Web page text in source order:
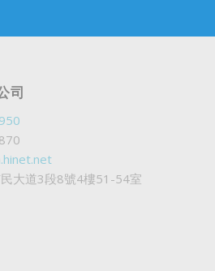
司
大道3段8號4樓51-54室